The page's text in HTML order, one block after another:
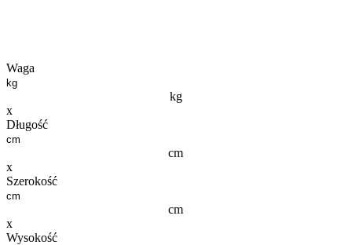
Waga
kg
x
Długość
cm
x
Szerokość
cm
x
Wysokość